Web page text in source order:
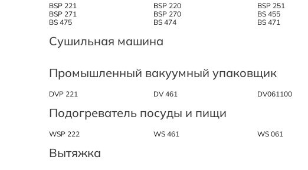
BSP 221 BSP 220 BSP 251
BSP 271
BSP 270 BS 455
BS 475
BS 474 BS 471
Сушильная машина
Промышленный вакуумный упаковщик
DVP 221 DV 461 DV061100
Подогреватель посуды и пищи
WSP 222 WS 461 WS 061
Вытяжка